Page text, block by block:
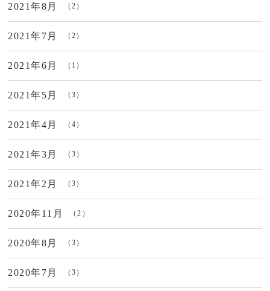
2021年8月 （2）
2021年7月 （2）
2021年6月 （1）
2021年5月 （3）
2021年4月 （4）
2021年3月 （3）
2021年2月 （3）
2020年11月 （2）
2020年8月 （3）
2020年7月 （3）